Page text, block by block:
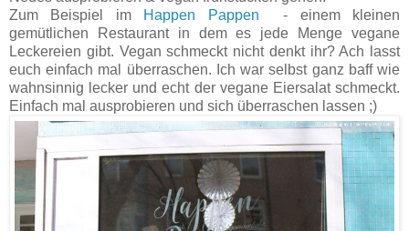
Zum Beispiel im
Happen Pappen
- einem kleinen
gemütlichen Restaurant in dem es jede Menge vegane
Leckereien gibt. Vegan schmeckt nicht denkt ihr? Ach lasst
euch einfach mal überraschen. Ich war selbst ganz baff wie
wahnsinnig lecker und echt der vegane Eiersalat schmeckt.
Einfach mal ausprobieren und sich überraschen lassen ;)